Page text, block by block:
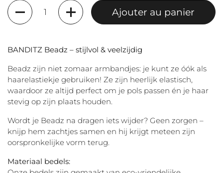
Quantité
Ajouter au panier
BANDITZ Beadz – stijlvol & veelzijdig
Beadz zijn niet zomaar armbandjes: je kunt ze óók als
haarelastiekje gebruiken! Ze zijn heerlijk elastisch,
waardoor ze altijd perfect om je pols passen én je haar
stevig op zijn plaats houden.
Wordt je Beadz na dragen iets wijder? Geen zorgen –
knijp hem zachtjes samen en hij krijgt meteen zijn
oorspronkelijke vorm terug.
Materiaal bedels: